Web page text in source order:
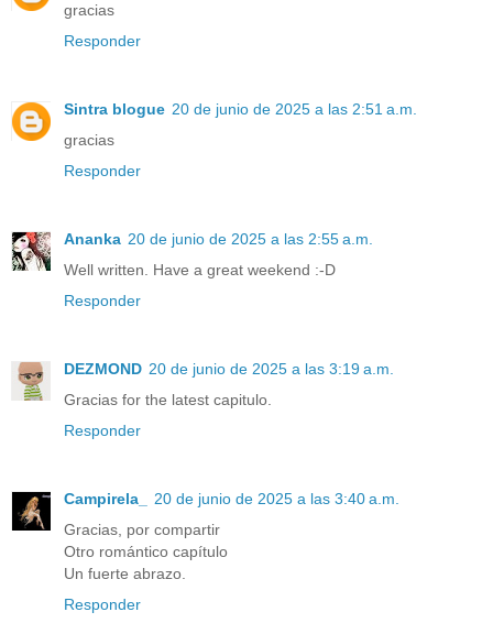
gracias
Responder
Sintra blogue 20 de junio de 2025 a las 2:51 a.m.
gracias
Responder
Ananka 20 de junio de 2025 a las 2:55 a.m.
Well written. Have a great weekend :-D
Responder
DEZMOND 20 de junio de 2025 a las 3:19 a.m.
Gracias for the latest capitulo.
Responder
Campirela_
20 de junio de 2025 a las 3:40 a.m.
Gracias, por compartir
Otro romántico capítulo
Un fuerte abrazo.
Responder